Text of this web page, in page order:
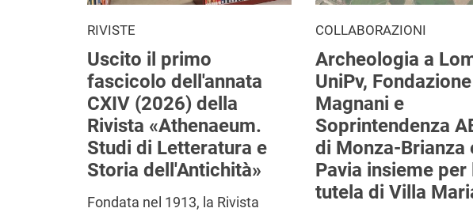
RIVISTE
Uscito il primo
fascicolo dell'annata
CXIV (2026) della
Rivista «Athenaeum.
Studi di Letteratura e
Storia dell'Antichità»
Fondata nel 1913, la Rivista
COLLABORAZIONI
Archeologia a
UniPv, Fondazione
Magnani e
Soprintendenza
di Monza-Brianza
Pavia insieme per
tutela di Villa